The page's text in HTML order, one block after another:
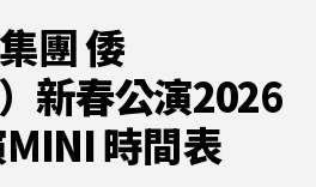
團 倭
）新春公演2026
時間表